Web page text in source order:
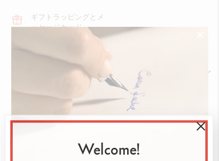
ギフトラッピングとメ
ッセージカード
【ブティック限定】日本発のKAWAIIトレンドをテーマにし
た画材セット
日本発の“KAWAII”トレンドから着想を得た、
きらめく色合いのフェルトペン/色鉛筆セット。
４つのテーマに沿った色合いで、それぞれの世界を表現し
使いやすく多用途な フィブラロ 水溶性フェルトペンと ス
イスカラー水溶性色鉛筆。
Welcome!